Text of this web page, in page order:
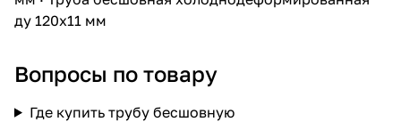
ду 120х11 мм
Вопросы по товару
Где купить трубу бесшовную